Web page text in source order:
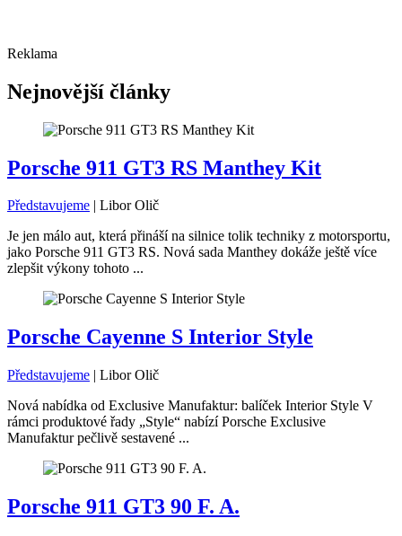
Reklama
Nejnovější články
Porsche 911 GT3 RS Manthey Kit
Představujeme | Libor Olič
Je jen málo aut, která přináší na silnice tolik techniky z motorsportu,
jako Porsche 911 GT3 RS. Nová sada Manthey dokáže ještě více
zlepšit výkony tohoto ...
Porsche Cayenne S Interior Style
Představujeme | Libor Olič
Nová nabídka od Exclusive Manufaktur: balíček Interior Style V
rámci produktové řady „Style“ nabízí Porsche Exclusive
Manufaktur pečlivě sestavené ...
Porsche 911 GT3 90 F. A.